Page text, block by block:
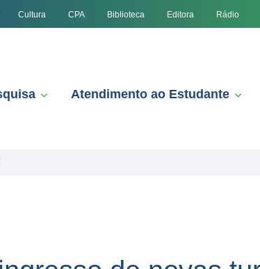
Cultura CPA Biblioteca Editora Rádio
Atendimento ao Estudante